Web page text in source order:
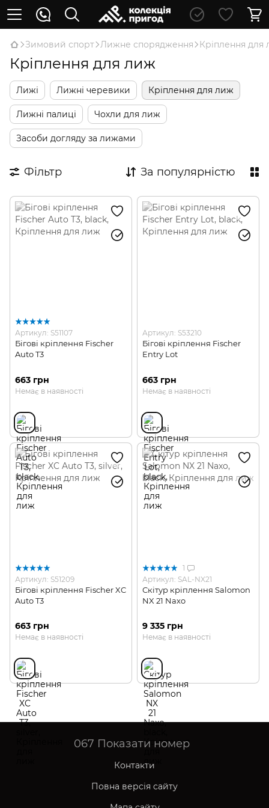
Зимовий спорт Лижне спорядження Кріплення для
Кріплення для лиж
Лижі Лижні черевики Кріплення для лиж
Лижні палиці Чохли для лиж
Засоби догляду за лижами
Фільтр За популярністю
Артикул: S51107
Бігові кріплення Fischer
Auto T3
663 грн
Немає в наявності
Артикул: S53210
Бігові кріплення Fischer
Entry Lot
663 грн
Немає в наявності
Артикул: S51209
Бігові кріплення Fischer XC
Auto T3
663 грн
Немає в наявності
1
Артикул: SAL-NX21
Скітур кріплення Salomon
NX 21 Naxo
9 335 грн
Немає в наявності
067 Показати номер
Контакти
Повна версія сайту